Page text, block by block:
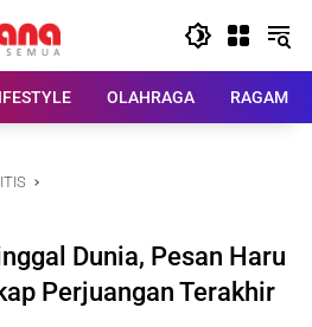
OLAHRAGA RAGAM
Dunia, Pesan Haru
Perjuangan Terakhir